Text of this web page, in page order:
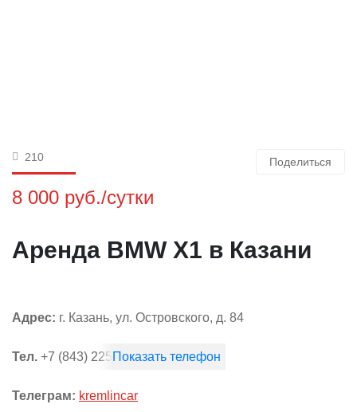
210
8 000 руб./сутки
Поделиться
Аренда BMW X1 в Казани
Адрес: г. Казань, ул. Островского, д. 84
Тел. +7 (843) 225 08 55
Телеграм: kremlincar